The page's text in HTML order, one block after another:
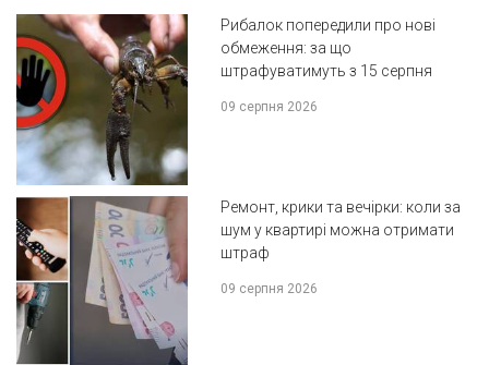
Рибалок попередили про нові
обмеження: за що
штрафуватимуть з 15 серпня
09 серпня 2026
Ремонт, крики та вечірки: коли за
шум у квартирі можна отримати
штраф
09 серпня 2026